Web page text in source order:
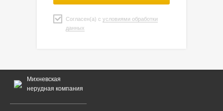
Согласен(а) с условиями обработки
данных
Михневская
нерудная компания